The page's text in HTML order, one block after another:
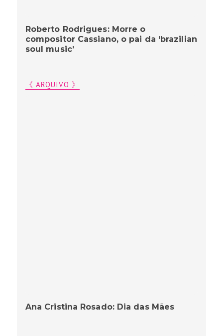
Roberto Rodrigues: Morre o
compositor Cassiano, o pai da ‘brazilian
soul music’
《 ARQUIVO 》
Ana Cristina Rosado: Dia das Mães